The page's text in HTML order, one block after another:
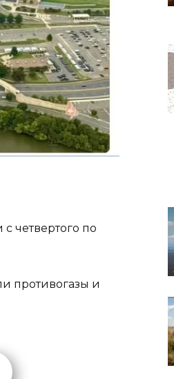
четвертого по
противогазы и